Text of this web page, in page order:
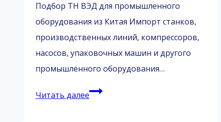
Подбор ТН ВЭД для промышленного
оборудования из Китая Импорт станков,
производственных линий, компрессоров,
насосов, упаковочных машин и другого
промышленного оборудования…
Читать далееПодбор